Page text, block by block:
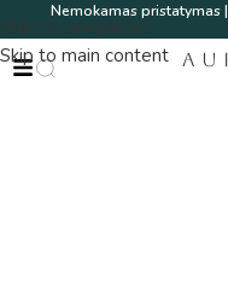
Skip to navigation
Skip to main content
Nemokamas pristatymas